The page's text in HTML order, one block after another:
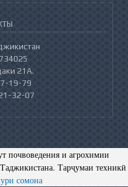
21А.
19-79
32-07
почвоведения и агрохимии
Тарҷумаи техникӣ
сомона